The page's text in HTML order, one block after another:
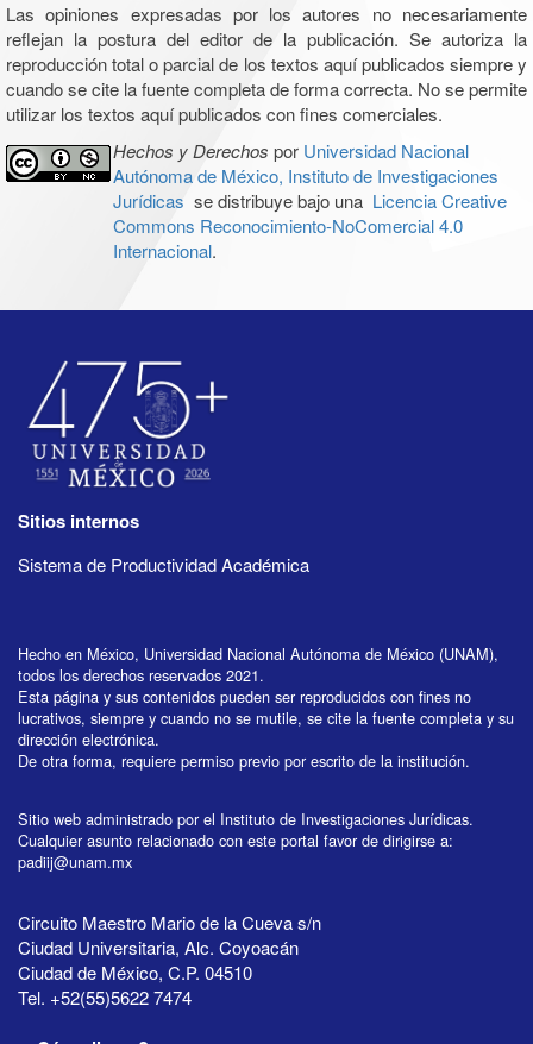
Las opiniones expresadas por los autores no necesariamente
reflejan la postura del editor de la publicación. Se autoriza la
reproducción total o parcial de los textos aquí publicados siempre y
cuando se cite la fuente completa de forma correcta. No se permite
utilizar los textos aquí publicados con fines comerciales.
Hechos y Derechos por Universidad Nacional
Autónoma de México, Instituto de Investigaciones
Jurídicas se distribuye bajo una Licencia Creative
Commons Reconocimiento-NoComercial 4.0
Internacional.
Sitios internos
Sistema de Productividad Académica
Hecho en México, Universidad Nacional Autónoma de México (UNAM),
todos los derechos reservados 2021.
Esta página y sus contenidos pueden ser reproducidos con fines no
lucrativos, siempre y cuando no se mutile, se cite la fuente completa y su
dirección electrónica.
De otra forma, requiere permiso previo por escrito de la institución.
Sitio web administrado por el Instituto de Investigaciones Jurídicas.
Cualquier asunto relacionado con este portal favor de dirigirse a:
padiij@unam.mx
Circuito Maestro Mario de la Cueva s/n
Ciudad Universitaria, Alc. Coyoacán
Ciudad de México, C.P. 04510
Tel. +52(55)5622 7474